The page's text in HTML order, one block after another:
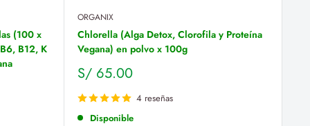
(100 x
B12, K
ORGANIX
Chlorella (Alga Detox, Clorofila y Proteína
Vegana) en polvo x 100g
Precio
de
venta
S/ 65.00
4 reseñas
Disponible